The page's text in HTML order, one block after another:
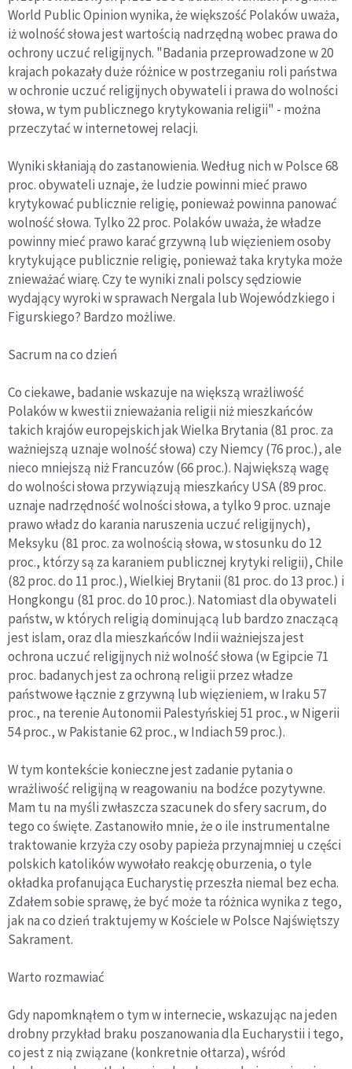
World Public Opinion wynika, że większość Polaków uważa,
iż wolność słowa jest wartością nadrzędną wobec prawa do
ochrony uczuć religijnych. "Badania przeprowadzone w 20
krajach pokazały duże różnice w postrzeganiu roli państwa
w ochronie uczuć religijnych obywateli i prawa do wolności
słowa, w tym publicznego krytykowania religii" - można
przeczytać w internetowej relacji.
Wyniki skłaniają do zastanowienia. Według nich w Polsce 68
proc. obywateli uznaje, że ludzie powinni mieć prawo
krytykować publicznie religię, ponieważ powinna panować
wolność słowa. Tylko 22 proc. Polaków uważa, że władze
powinny mieć prawo karać grzywną lub więzieniem osoby
krytykujące publicznie religię, ponieważ taka krytyka może
znieważać wiarę. Czy te wyniki znali polscy sędziowie
wydający wyroki w sprawach Nergala lub Wojewódzkiego i
Figurskiego? Bardzo możliwe.
Sacrum na co dzień
Co ciekawe, badanie wskazuje na większą wrażliwość
Polaków w kwestii znieważania religii niż mieszkańców
takich krajów europejskich jak Wielka Brytania (81 proc. za
ważniejszą uznaje wolność słowa) czy Niemcy (76 proc.), ale
nieco mniejszą niż Francuzów (66 proc.). Największą wagę
do wolności słowa przywiązują mieszkańcy USA (89 proc.
uznaje nadrzędność wolności słowa, a tylko 9 proc. uznaje
prawo władz do karania naruszenia uczuć religijnych),
Meksyku (81 proc. za wolnością słowa, w stosunku do 12
proc., którzy są za karaniem publicznej krytyki religii), Chile
(82 proc. do 11 proc.), Wielkiej Brytanii (81 proc. do 13 proc.) i
Hongkongu (81 proc. do 10 proc.). Natomiast dla obywateli
państw, w których religią dominującą lub bardzo znaczącą
jest islam, oraz dla mieszkańców Indii ważniejsza jest
ochrona uczuć religijnych niż wolność słowa (w Egipcie 71
proc. badanych jest za ochroną religii przez władze
państwowe łącznie z grzywną lub więzieniem, w Iraku 57
proc., na terenie Autonomii Palestyńskiej 51 proc., w Nigerii
54 proc., w Pakistanie 62 proc., w Indiach 59 proc.).
W tym kontekście konieczne jest zadanie pytania o
wrażliwość religijną w reagowaniu na bodźce pozytywne.
Mam tu na myśli zwłaszcza szacunek do sfery sacrum, do
tego co święte. Zastanowiło mnie, że o ile instrumentalne
traktowanie krzyża czy osoby papieża przynajmniej u części
polskich katolików wywołało reakcję oburzenia, o tyle
okładka profanująca Eucharystię przeszła niemal bez echa.
Zdałem sobie sprawę, że być może ta różnica wynika z tego,
jak na co dzień traktujemy w Kościele w Polsce Najświętszy
Sakrament.
Warto rozmawiać
Gdy napomknąłem o tym w internecie, wskazując na jeden
drobny przykład braku poszanowania dla Eucharystii i tego,
co jest z nią związane (konkretnie ołtarza), wśród